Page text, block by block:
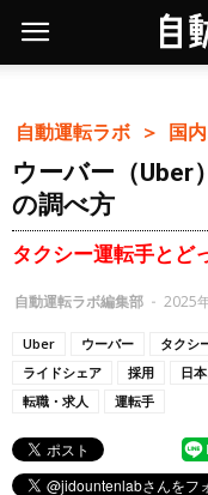
自動運転ラボ ＞ 国
ウーバー（Uber
の調べ方
タクシー運転手とど
自動運転ラボ編集部 - 2025
Uber ウーバー タクシ
ライドシェア
採用 日
転職・求人
運転手